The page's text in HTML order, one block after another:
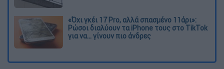
«Όχι γκέι 17 Pro, αλλά σπασμένο 11άρι»:
Ρώσοι διαλύουν τα iPhone τους στο TikTok
για να... γίνουν πιο άνδρες